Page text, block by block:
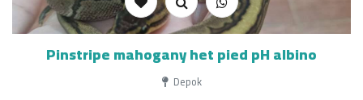
Pinstripe mahogany het pied pH albino
Depok